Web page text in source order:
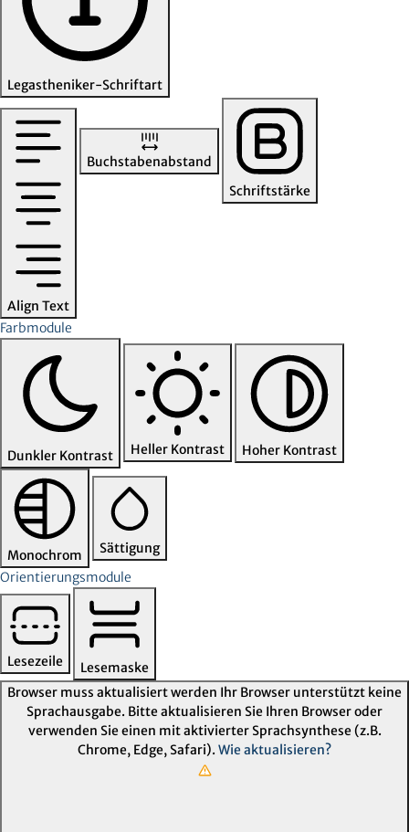
Legastheniker-Schriftart
Align Text
Buchstabenabstand
Schriftstärke
Farbmodule
Dunkler Kontrast Heller Kontrast Hoher Kontrast
Monochrom
Sättigung
Orientierungsmodule
Lesezeile
Lesemaske
Browser muss aktualisiert werden Ihr Browser unterstützt keine
Sprachausgabe. Bitte aktualisieren Sie Ihren Browser oder
verwenden Sie einen mit aktivierter Sprachsynthese (z.B.
Chrome, Edge, Safari). Wie aktualisieren?